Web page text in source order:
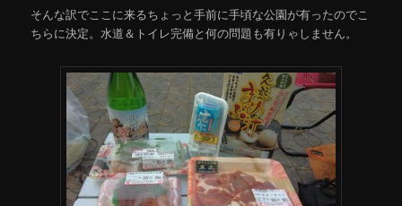
そんな訳でここに来るちょっと手前に手頃な公園が有ったのでこ
ちらに決定。水道＆トイレ完備と何の問題も有りゃしません。